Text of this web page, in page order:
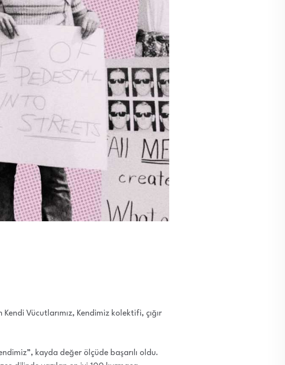
Vücutlarımız, Kendimiz kolektifi, çığır
kayda değer ölçüde başarılı oldu.